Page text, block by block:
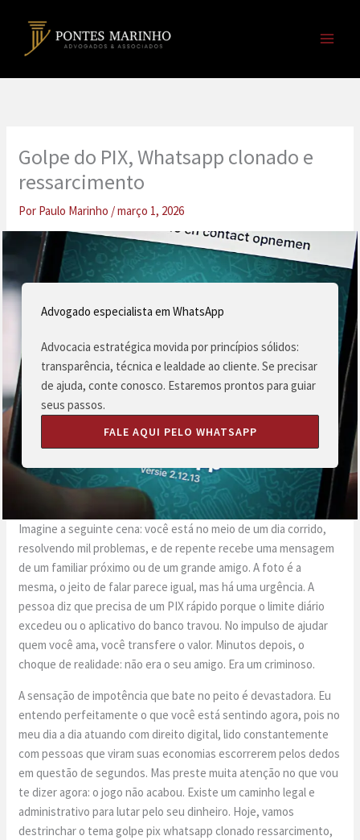
Golpe do PIX, Whatsapp clonado e
ressarcimento
Por Paulo Marinho /março 1, 2026
Advogado especialista em WhatsApp
Advocacia estratégica movida por princípios sólidos:
transparência, técnica e lealdade ao cliente. Se precisar
de ajuda, conte conosco. Estaremos prontos para guiar
seus passos.
FALE AQUI PELO WHATSAPP
Imagine a seguinte cena: você está no meio de um dia corrido,
resolvendo mil problemas, e de repente recebe uma mensagem
de um familiar próximo ou de um grande amigo. A foto é a
mesma, o jeito de falar parece igual, mas há uma urgência. A
pessoa diz que precisa de um PIX rápido porque o limite diário
excedeu ou o aplicativo do banco travou. No impulso de ajudar
quem você ama, você transfere o valor. Minutos depois, o
choque de realidade: não era o seu amigo. Era um criminoso.
A sensação de impotência que bate no peito é devastadora. Eu
entendo perfeitamente o que você está sentindo agora, pois no
meu dia a dia atuando com direito digital, lido constantemente
com pessoas que viram suas economias escorrerem pelos dedos
em questão de segundos. Mas preste muita atenção no que vou
te dizer agora: o jogo não acabou. Existe um caminho legal e
administrativo para lutar pelo seu dinheiro. Hoje, vamos
destrinchar o tema golpe pix whatsapp clonado ressarcimento,